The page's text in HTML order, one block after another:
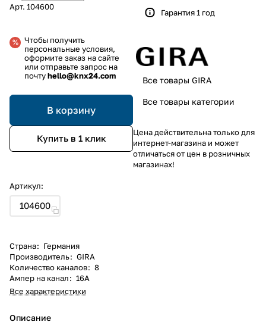
Арт. 104600
Чтобы получить
персональные условия,
оформите заказ на сайте
или отправьте запрос на
почтуhello@knx24.com
В корзину
Купить в 1 клик
Артикул:
104600
Страна: Германия
Производитель: GIRA
Количество каналов: 8
Ампер на канал: 16А
Все характеристики
Описание
Гарантия 1 год
Все товары GIRA
Все товары категории
Цена действительна только для
интернет-магазина и может
отличаться от цен в розничных
магазинах!